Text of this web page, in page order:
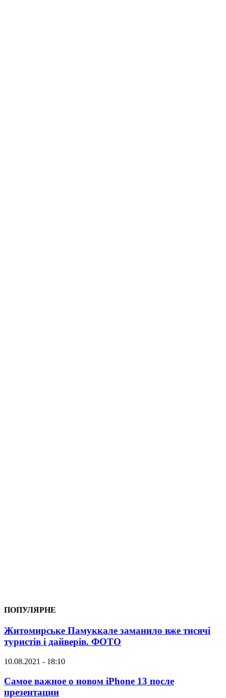
ПОПУЛЯРНЕ
Житомирське Памуккале заманило вже тисячі
туристів і дайверів. ФОТО
10.08.2021 - 18:10
Самое важное о новом iPhone 13 после
презентации